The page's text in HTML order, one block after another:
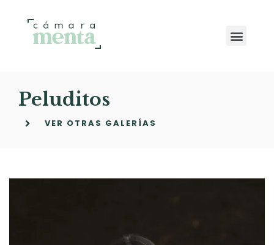
Peluditos
VER OTRAS GALERÍAS